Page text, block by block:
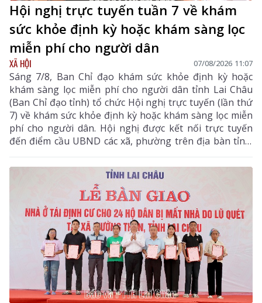
Hội nghị trực tuyến tuần 7 về khám
sức khỏe định kỳ hoặc khám sàng lọc
miễn phí cho người dân
XÃ HỘI 07/08/2026 11:07
Sáng 7/8, Ban Chỉ đạo khám sức khỏe định kỳ hoặc
khám sàng lọc miễn phí cho người dân tỉnh Lai Châu
(Ban Chỉ đạo tỉnh) tổ chức Hội nghị trực tuyến (lần thứ
7) về khám sức khỏe định kỳ hoặc khám sàng lọc miễn
phí cho người dân. Hội nghị được kết nối trực tuyến
đến điểm cầu UBND các xã, phường trên địa bàn tỉnh.
Đồng chí Bùi Tiến Thanh – Tỉnh ủy viên, Giám đốc Sở
Y tế, Phó Trưởng Ban chỉ đạo tỉnh chủ trì hội nghị. Dự
hội nghị còn có các đồng chí thành viên Ban Chỉ đạo